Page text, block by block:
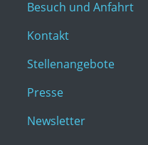
Besuch und Anfahrt
Kontakt
Stellenangebote
Presse
Newsletter